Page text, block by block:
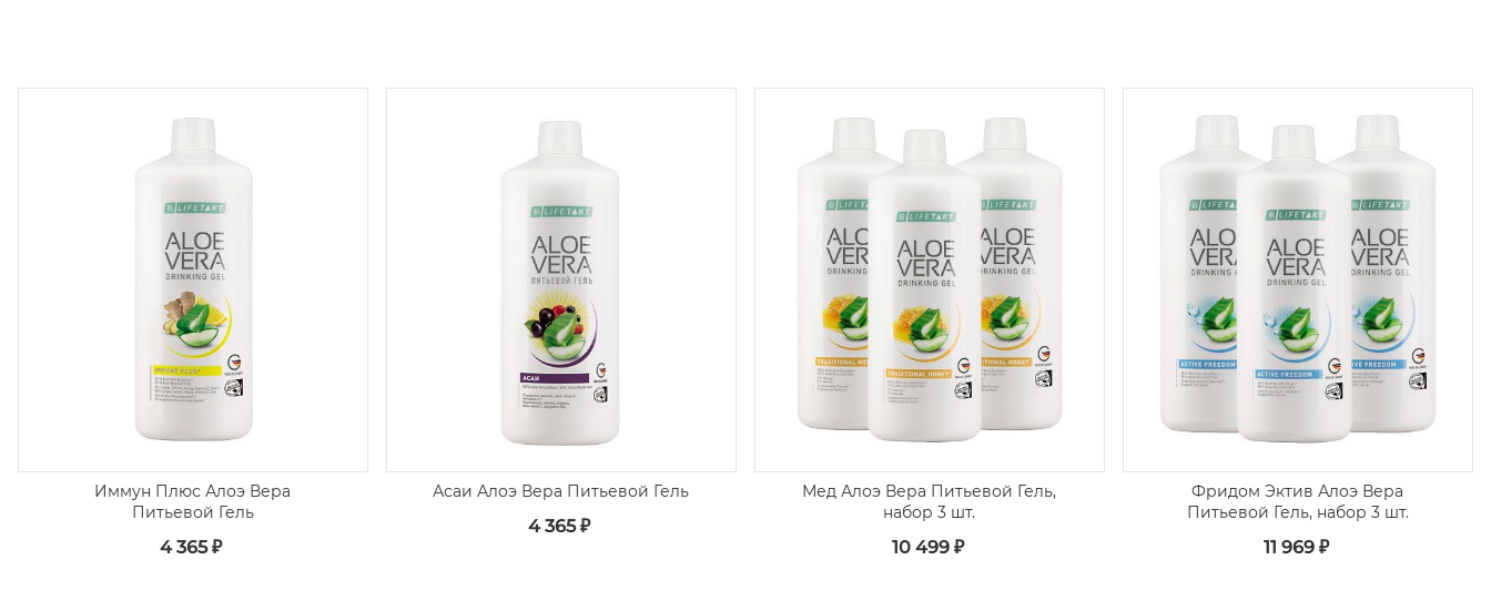
Иммун Плюс Алоэ Вера
Питьевой Гель
4 365 ₽
Асаи Алоэ Вера Питьевой Гель
4 365 ₽
Мед Алоэ Вера Питьевой Гель,
набор 3 шт.
10 499 ₽
Фридом Эктив Алоэ Вера
Питьевой Гель, набор 3 шт.
11 969 ₽